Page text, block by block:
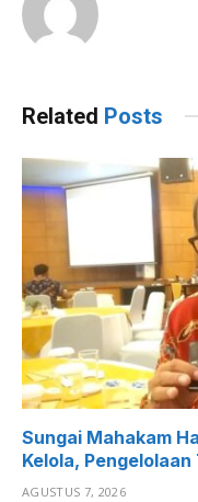
Related Posts
Sungai Mahakam
Kelola,
AGUSTUS 7, 2026